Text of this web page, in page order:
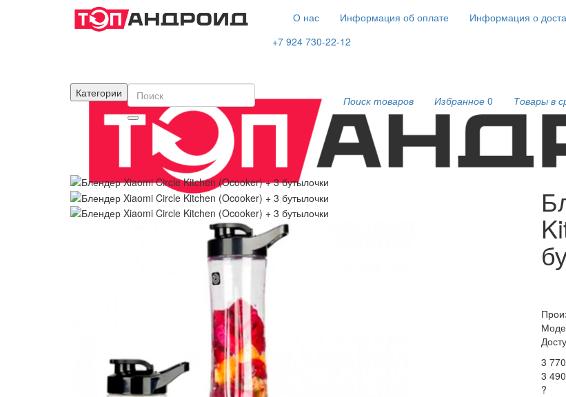
О нас Информация об оплате Информация о
+7 924 730-22-12
Категории
Поиск товаров Избранное 0 Товары в
Дом и отдых Кухонная техника Блендер Xiaomi Circle Kitchen (Ocooker) + 3 бутылочки
3
3
?